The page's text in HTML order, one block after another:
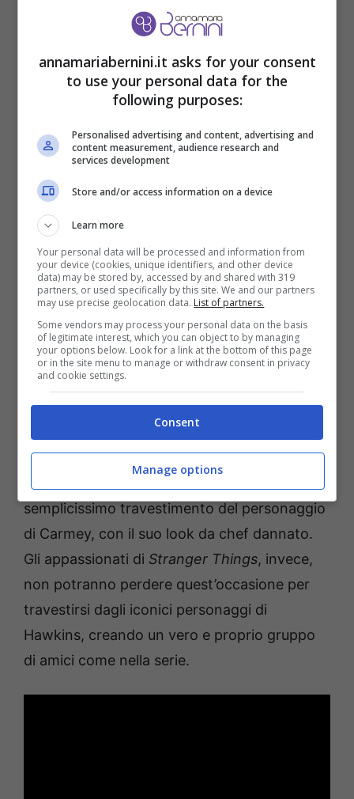
compatibilità con la festa,non può mancare
Mercoledì Addams
e i personaggi
dell’omonima serie di Tim Burton.
Serie tv: scopri il travestimento giusto per Halloween (Via
sito web ufficiale Imdb.com) – Annamariabernini.it
Segue, inoltre,il duo magico di Glinda e
Elphaba diWicked,travestimento perfetto
per chi vuole partecipare ad un party in
compagnia di un’amica. Per i fan della
pluripremiata serie tv
semplicissimo travestimento del personaggio
di Carmey, con il suo look da chef dannato.
Gli appassionati di Stranger Things, invece,
non potranno perdere quest’occasione per
travestirsi dagli iconici personaggi di
Hawkins, creando un vero e proprio gruppo
di amici come nella serie.
annamariabernini.it asks for your consent
to use your personal data for the
following purposes:
Personalised advertising and content, advertising and
content measurement, audience research and
services development
Store and/or access information on a device
Learn more
Your personal data will be processed and information from
your device (cookies, unique identifiers, and other device
data) may be stored by, accessed by and shared with 319
partners, or used specifically by this site. We and our partners
may use precise geolocation data. List of partners.
Some vendors may process your personal data on the basis
of legitimate interest, which you can object to by managing
your options below. Look for a link at the bottom of this page
or in the site menu to manage or withdraw consent in privacy
and cookie settings.
Consent
Manage options